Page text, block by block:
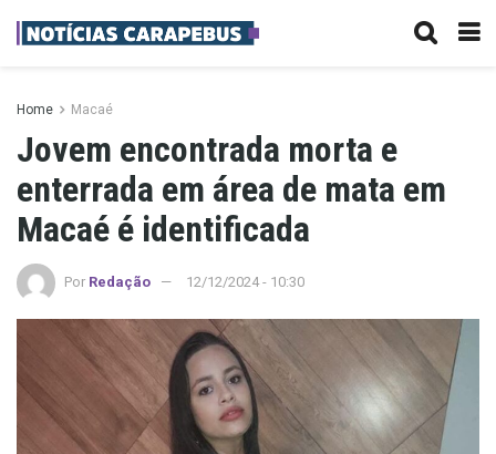
Home Macaé
Jovem encontrada morta e
enterrada em área de mata em
Macaé é identificada
Por Redação 12/12/2024 - 10:30